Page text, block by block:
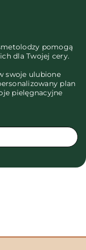
pomogą
dla Twojej cery.
swoje ulubione
plan
pielęgnacyjne